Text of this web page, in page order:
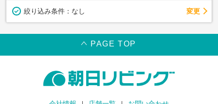
絞り込み条件： なし 変更
PAGE TOP